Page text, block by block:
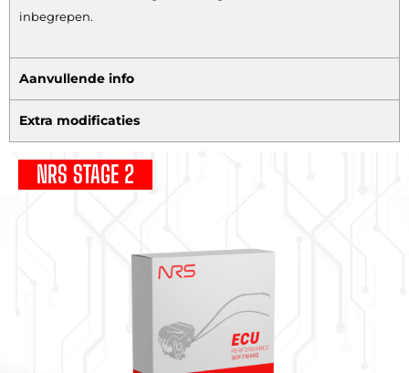
inbegrepen.
Aanvullende info
Extra modificaties
NRS STAGE 2